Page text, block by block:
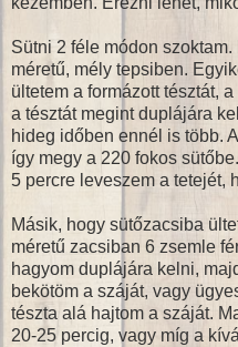
Sütni 2 féle módon
méretű, mély tepsiben.
ültetem a formázott tésztát,
a tésztát megint duplájára
hideg időben ennél is több.
így megy a 220 fokos
5 percre leveszem a tetejét,
Másik, hogy sütőzacsiba
méretű zacsiban 6 zsemle
hagyom duplájára kelni,
bekötöm a száját, vagy
tészta alá hajtom a száját.
20-25 percig, vagy míg a